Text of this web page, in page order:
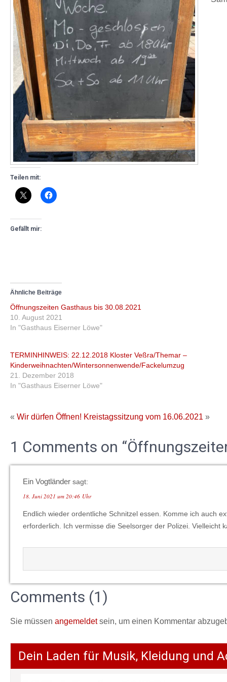
Teilen mit:
Gefällt mir:
Ähnliche Beiträge
Öffnungszeiten Gasthaus bis 30.08.2021
10. August 2021
In "Gasthaus Eiserner Löwe"
TERMINHINWEIS: 22.12.2018 Kloster Veßra/Themar –
Kinderweihnachten/Wintersonnenwende/Fackelumzug
21. Dezember 2018
In "Gasthaus Eiserner Löwe"
« Wir dürfen Öffnen! Kreistagssitzung vom 16.06.2021 »
1 Comments on
Ein Vogtländer sagt:
18. Juni 2021 um 20:46 Uhr
Endlich wieder ordentliche Schnitzel essen. Komme ich auch
erforderlich. Ich vermisse die Seelsorger der Polizei. Vielleicht
Comments (1)
Sie müssen angemeldetsein, um einen Kommentar
Dein Laden für Musik, Kleidung und